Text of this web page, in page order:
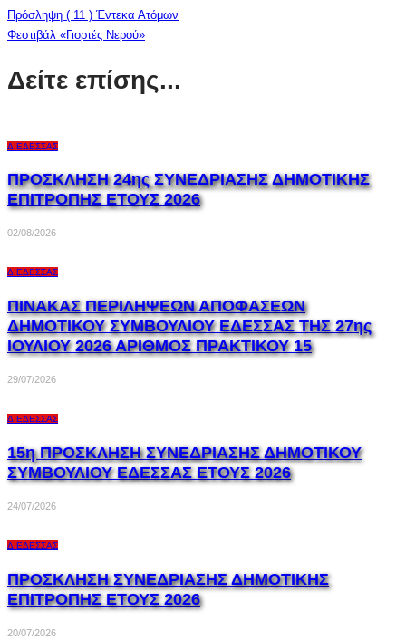
Πρόσληψη ( 11 ) Έντεκα Ατόμων
Φεστιβάλ «Γιορτές Νερού»
Δείτε επίσης...
Δ.ΈΔΕΣΣΑΣ
ΠΡΟΣΚΛΗΣΗ 24ης ΣΥΝΕΔΡΙΑΣΗΣ ΔΗΜΟΤΙΚΗΣ
ΕΠΙΤΡΟΠΗΣ ΕΤΟΥΣ 2026
02/08/2026
Δ.ΈΔΕΣΣΑΣ
ΠΙΝΑΚΑΣ ΠΕΡΙΛΗΨΕΩΝ ΑΠΟΦΑΣΕΩΝ
ΔΗΜΟΤΙΚΟΥ ΣΥΜΒΟΥΛΙΟΥ ΕΔΕΣΣΑΣ ΤΗΣ 27ης
ΙΟΥΛΙΟΥ 2026 ΑΡΙΘΜΟΣ ΠΡΑΚΤΙΚΟΥ 15
29/07/2026
Δ.ΈΔΕΣΣΑΣ
15η ΠΡΟΣΚΛΗΣΗ ΣΥΝΕΔΡΙΑΣΗΣ ΔΗΜΟΤΙΚΟΥ
ΣΥΜΒΟΥΛΙΟΥ ΕΔΕΣΣΑΣ ΕΤΟΥΣ 2026
24/07/2026
Δ.ΈΔΕΣΣΑΣ
ΠΡΟΣΚΛΗΣΗ ΣΥΝΕΔΡΙΑΣΗΣ ΔΗΜΟΤΙΚΗΣ
ΕΠΙΤΡΟΠΗΣ ΕΤΟΥΣ 2026
20/07/2026